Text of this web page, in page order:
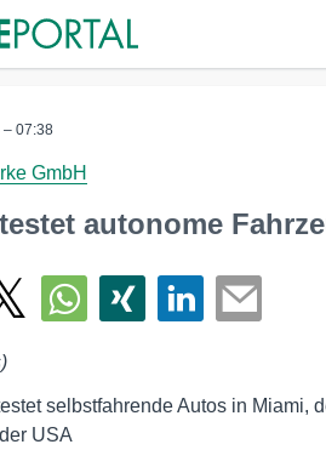
– 07:38
GmbH
autonome
der USA